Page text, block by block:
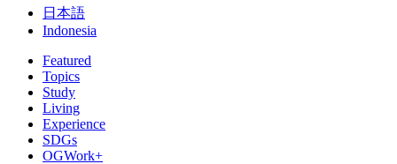
日本語
Indonesia
Featured
Topics
Study
Living
Experience
SDGs
OGWork+